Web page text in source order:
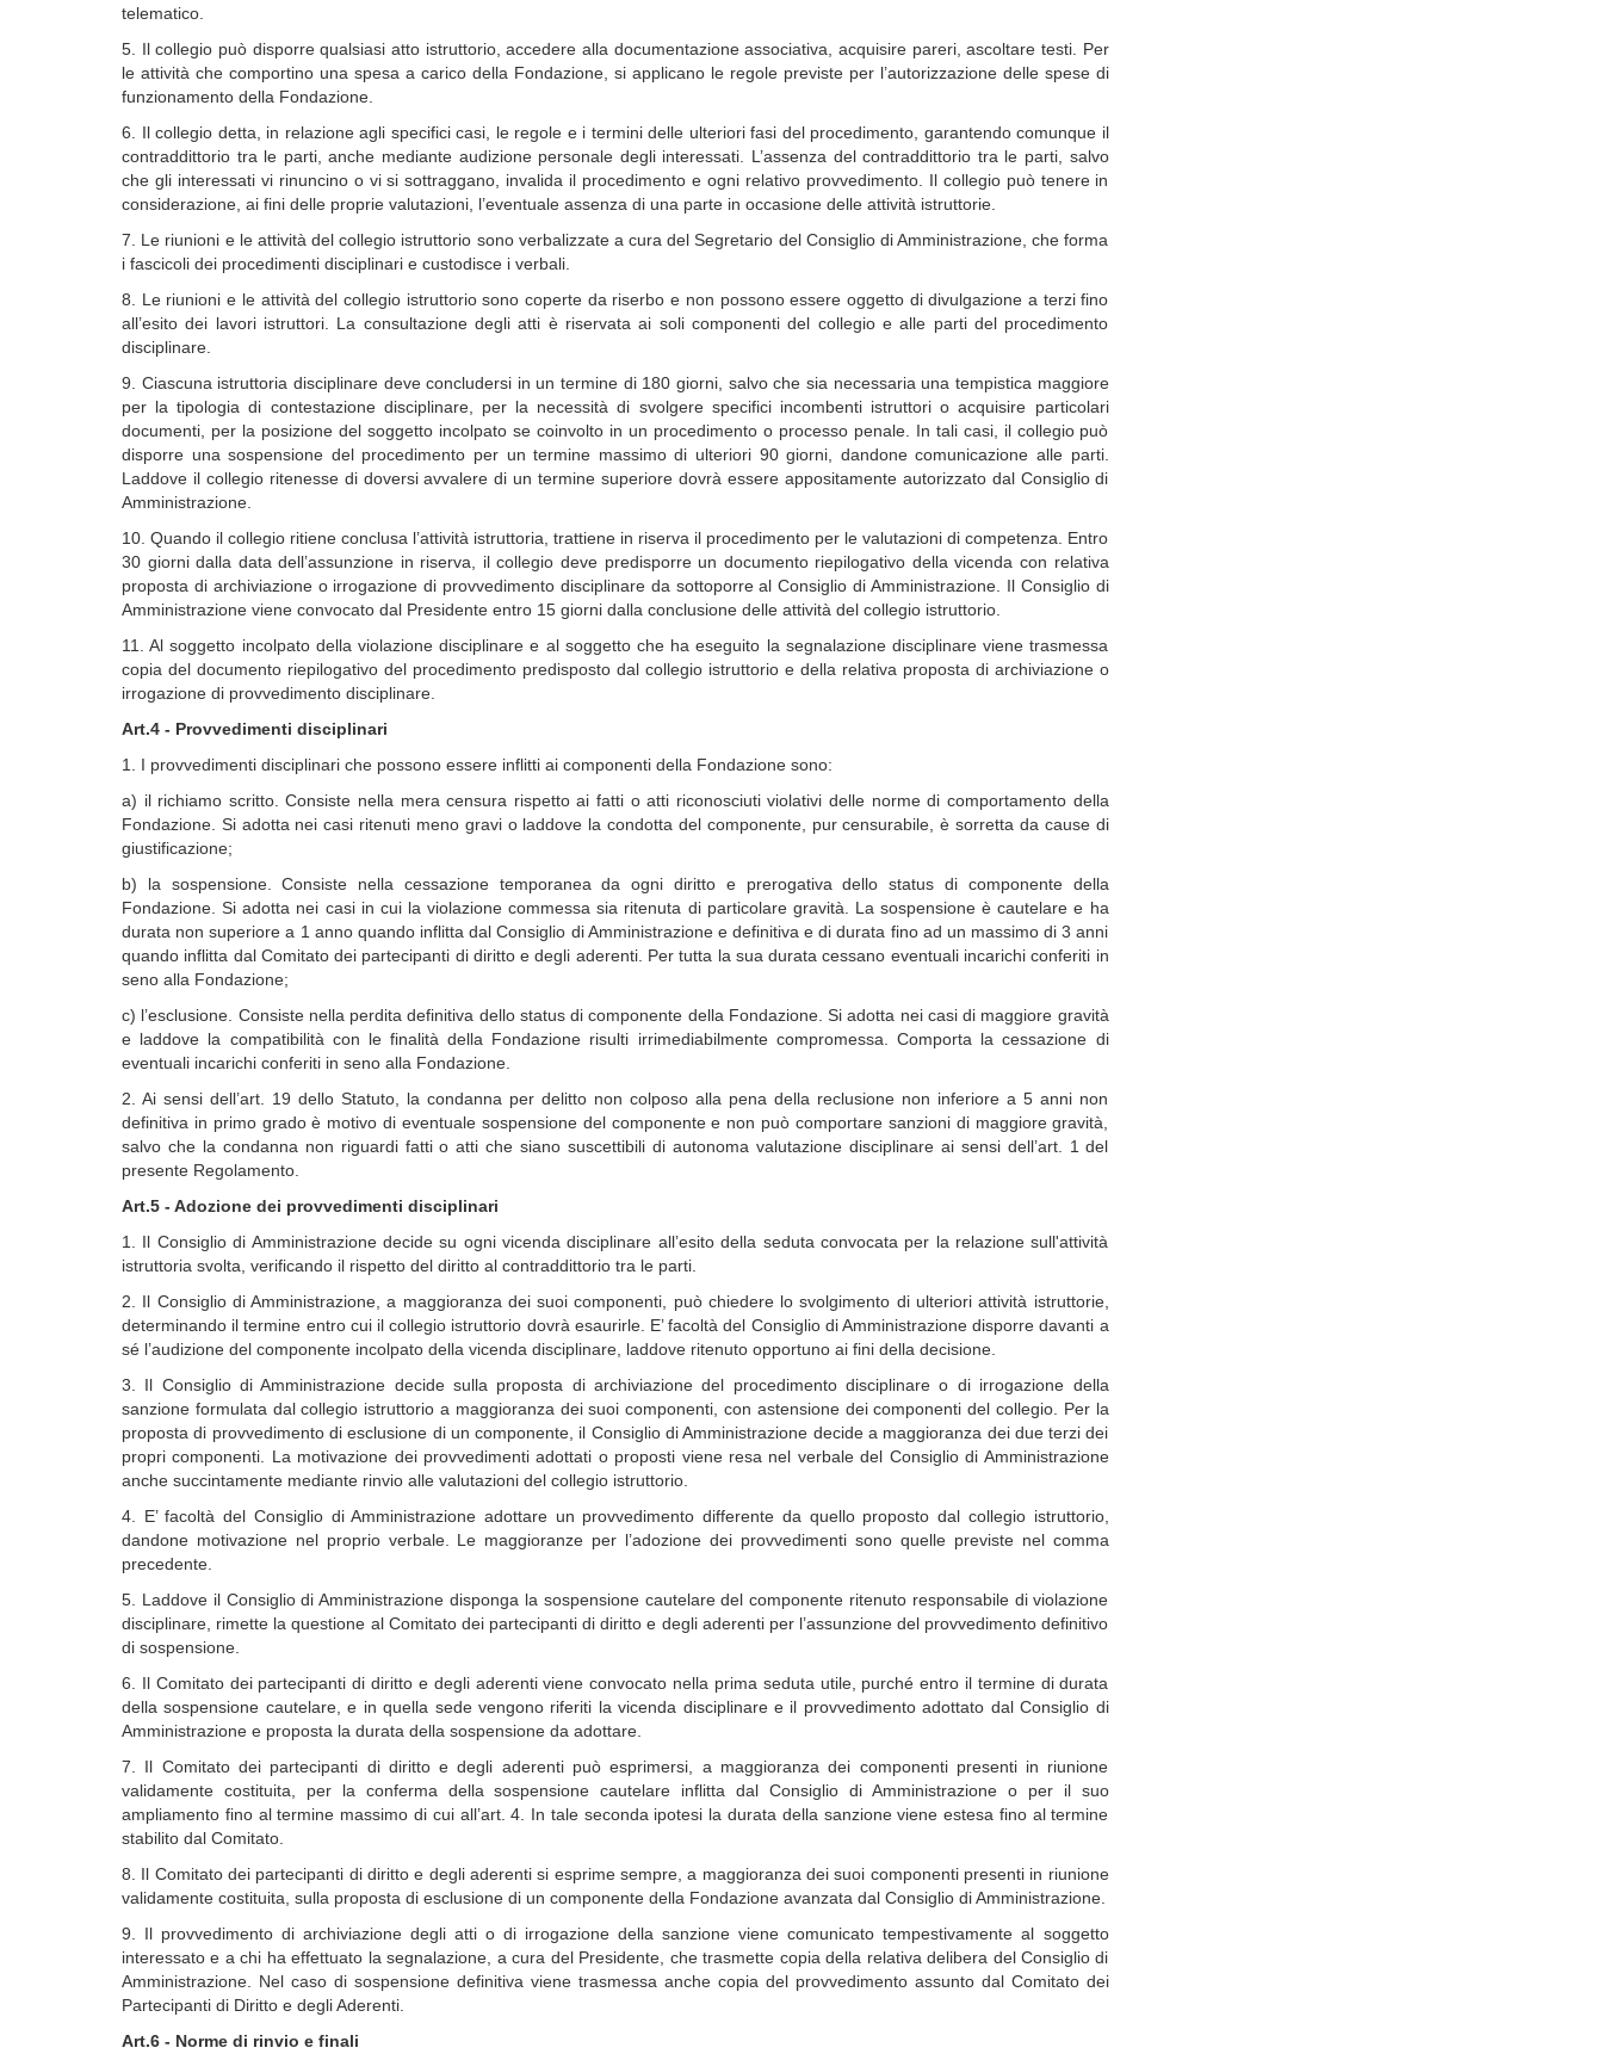
telematico.
5. Il collegio può disporre qualsiasi atto istruttorio, accedere alla documentazione associativa, acquisire pareri, ascoltare testi. Per
le attività che comportino una spesa a carico della Fondazione, si applicano le regole previste per l’autorizzazione delle spese di
funzionamento della Fondazione.
6. Il collegio detta, in relazione agli specifici casi, le regole e i termini delle ulteriori fasi del procedimento, garantendo comunque il
contraddittorio tra le parti, anche mediante audizione personale degli interessati. L’assenza del contraddittorio tra le parti, salvo
che gli interessati vi rinuncino o vi si sottraggano, invalida il procedimento e ogni relativo provvedimento. Il collegio può tenere in
considerazione, ai fini delle proprie valutazioni, l’eventuale assenza di una parte in occasione delle attività istruttorie.
7. Le riunioni e le attività del collegio istruttorio sono verbalizzate a cura del Segretario del Consiglio di Amministrazione, che forma
i fascicoli dei procedimenti disciplinari e custodisce i verbali.
8. Le riunioni e le attività del collegio istruttorio sono coperte da riserbo e non possono essere oggetto di divulgazione a terzi fino
all’esito dei lavori istruttori. La consultazione degli atti è riservata ai soli componenti del collegio e alle parti del procedimento
disciplinare.
9. Ciascuna istruttoria disciplinare deve concludersi in un termine di 180 giorni, salvo che sia necessaria una tempistica maggiore
per la tipologia di contestazione disciplinare, per la necessità di svolgere specifici incombenti istruttori o acquisire particolari
documenti, per la posizione del soggetto incolpato se coinvolto in un procedimento o processo penale. In tali casi, il collegio può
disporre una sospensione del procedimento per un termine massimo di ulteriori 90 giorni, dandone comunicazione alle parti.
Laddove il collegio ritenesse di doversi avvalere di un termine superiore dovrà essere appositamente autorizzato dal Consiglio di
Amministrazione.
10. Quando il collegio ritiene conclusa l’attività istruttoria, trattiene in riserva il procedimento per le valutazioni di competenza. Entro
30 giorni dalla data dell’assunzione in riserva, il collegio deve predisporre un documento riepilogativo della vicenda con relativa
proposta di archiviazione o irrogazione di provvedimento disciplinare da sottoporre al Consiglio di Amministrazione. Il Consiglio di
Amministrazione viene convocato dal Presidente entro 15 giorni dalla conclusione delle attività del collegio istruttorio.
11. Al soggetto incolpato della violazione disciplinare e al soggetto che ha eseguito la segnalazione disciplinare viene trasmessa
copia del documento riepilogativo del procedimento predisposto dal collegio istruttorio e della relativa proposta di archiviazione o
irrogazione di provvedimento disciplinare.
Art.4 - Provvedimenti disciplinari
1. I provvedimenti disciplinari che possono essere inflitti ai componenti della Fondazione sono:
a) il richiamo scritto. Consiste nella mera censura rispetto ai fatti o atti riconosciuti violativi delle norme di comportamento della
Fondazione. Si adotta nei casi ritenuti meno gravi o laddove la condotta del componente, pur censurabile, è sorretta da cause di
giustificazione;
b) la sospensione. Consiste nella cessazione temporanea da ogni diritto e prerogativa dello status di componente della
Fondazione. Si adotta nei casi in cui la violazione commessa sia ritenuta di particolare gravità. La sospensione è cautelare e ha
durata non superiore a 1 anno quando inflitta dal Consiglio di Amministrazione e definitiva e di durata fino ad un massimo di 3 anni
quando inflitta dal Comitato dei partecipanti di diritto e degli aderenti. Per tutta la sua durata cessano eventuali incarichi conferiti in
seno alla Fondazione;
c) l’esclusione. Consiste nella perdita definitiva dello status di componente della Fondazione. Si adotta nei casi di maggiore gravità
e laddove la compatibilità con le finalità della Fondazione risulti irrimediabilmente compromessa. Comporta la cessazione di
eventuali incarichi conferiti in seno alla Fondazione.
2. Ai sensi dell’art. 19 dello Statuto, la condanna per delitto non colposo alla pena della reclusione non inferiore a 5 anni non
definitiva in primo grado è motivo di eventuale sospensione del componente e non può comportare sanzioni di maggiore gravità,
salvo che la condanna non riguardi fatti o atti che siano suscettibili di autonoma valutazione disciplinare ai sensi dell’art. 1 del
presente Regolamento.
Art.5 - Adozione dei provvedimenti disciplinari
1. Il Consiglio di Amministrazione decide su ogni vicenda disciplinare all’esito della seduta convocata per la relazione sull'attività
istruttoria svolta, verificando il rispetto del diritto al contraddittorio tra le parti.
2. Il Consiglio di Amministrazione, a maggioranza dei suoi componenti, può chiedere lo svolgimento di ulteriori attività istruttorie,
determinando il termine entro cui il collegio istruttorio dovrà esaurirle. E’ facoltà del Consiglio di Amministrazione disporre davanti a
sé l’audizione del componente incolpato della vicenda disciplinare, laddove ritenuto opportuno ai fini della decisione.
3. Il Consiglio di Amministrazione decide sulla proposta di archiviazione del procedimento disciplinare o di irrogazione della
sanzione formulata dal collegio istruttorio a maggioranza dei suoi componenti, con astensione dei componenti del collegio. Per la
proposta di provvedimento di esclusione di un componente, il Consiglio di Amministrazione decide a maggioranza dei due terzi dei
propri componenti. La motivazione dei provvedimenti adottati o proposti viene resa nel verbale del Consiglio di Amministrazione
anche succintamente mediante rinvio alle valutazioni del collegio istruttorio.
4. E’ facoltà del Consiglio di Amministrazione adottare un provvedimento differente da quello proposto dal collegio istruttorio,
dandone motivazione nel proprio verbale. Le maggioranze per l’adozione dei provvedimenti sono quelle previste nel comma
precedente.
5. Laddove il Consiglio di Amministrazione disponga la sospensione cautelare del componente ritenuto responsabile di violazione
disciplinare, rimette la questione al Comitato dei partecipanti di diritto e degli aderenti per l’assunzione del provvedimento definitivo
di sospensione.
6. Il Comitato dei partecipanti di diritto e degli aderenti viene convocato nella prima seduta utile, purché entro il termine di durata
della sospensione cautelare, e in quella sede vengono riferiti la vicenda disciplinare e il provvedimento adottato dal Consiglio di
Amministrazione e proposta la durata della sospensione da adottare.
7. Il Comitato dei partecipanti di diritto e degli aderenti può esprimersi, a maggioranza dei componenti presenti in riunione
validamente costituita, per la conferma della sospensione cautelare inflitta dal Consiglio di Amministrazione o per il suo
ampliamento fino al termine massimo di cui all’art. 4. In tale seconda ipotesi la durata della sanzione viene estesa fino al termine
stabilito dal Comitato.
8. Il Comitato dei partecipanti di diritto e degli aderenti si esprime sempre, a maggioranza dei suoi componenti presenti in riunione
validamente costituita, sulla proposta di esclusione di un componente della Fondazione avanzata dal Consiglio di Amministrazione.
9. Il provvedimento di archiviazione degli atti o di irrogazione della sanzione viene comunicato tempestivamente al soggetto
interessato e a chi ha effettuato la segnalazione, a cura del Presidente, che trasmette copia della relativa delibera del Consiglio di
Amministrazione. Nel caso di sospensione definitiva viene trasmessa anche copia del provvedimento assunto dal Comitato dei
Partecipanti di Diritto e degli Aderenti.
Art.6 - Norme di rinvio e finali